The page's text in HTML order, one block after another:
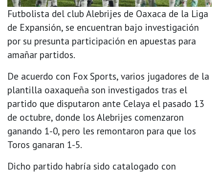
Futbolista del club Alebrijes de Oaxaca de la Liga
de Expansión, se encuentran bajo investigación
por su presunta participación en apuestas para
amañar partidos.
De acuerdo con Fox Sports, varios jugadores de la
plantilla oaxaqueña son investigados tras el
partido que disputaron ante Celaya el pasado 13
de octubre, donde los Alebrijes comenzaron
ganando 1-0, pero les remontaron para que los
Toros ganaran 1-5.
Dicho partido habría sido catalogado con